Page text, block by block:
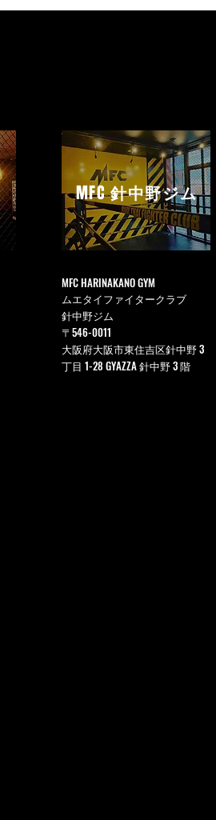
MFC針中野ジム
MFC HARINAKANO GYM
ムエタイファイタークラブ
針中野ジム
〒546-0011
大阪府大阪市東住吉区針中野 3
丁目 1-28 GYAZZA 針中野 3 階